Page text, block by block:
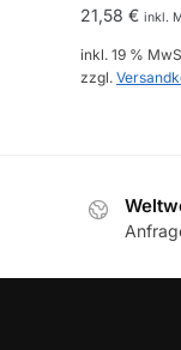
21,58 € inkl.
inkl. 19 %
zzgl.